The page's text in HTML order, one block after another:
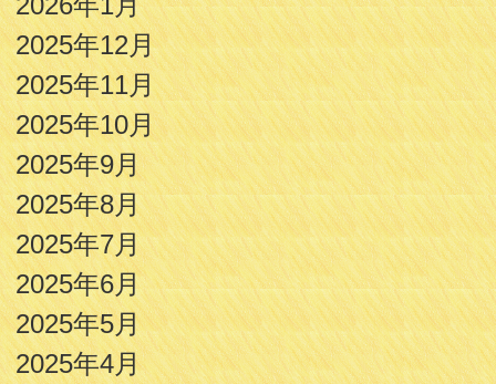
2025年12月
2025年11月
2025年10月
2025年9月
2025年8月
2025年7月
2025年6月
2025年5月
2025年4月